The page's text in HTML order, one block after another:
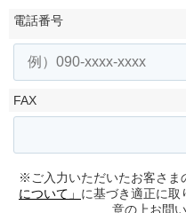
電話番号
FAX
※ご入力いただいたお客さま
について」 に基づき適正に取
意の上お問